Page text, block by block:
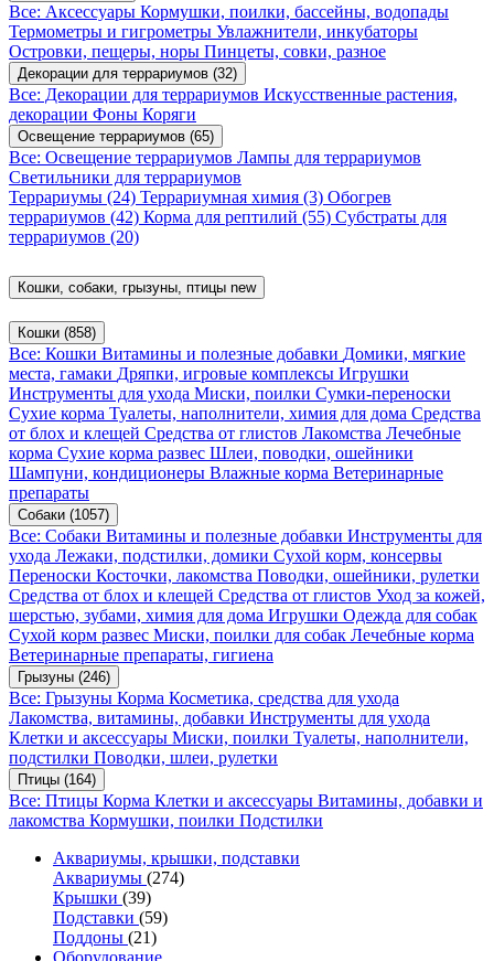
Все: Аксессуары Кормушки, поилки, бассейны, водопады
Термометры и гигрометры Увлажнители, инкубаторы
Островки, пещеры, норы Пинцеты, совки, разное
Декорации для террариумов (32)
Все: Декорации для террариумов Искусственные растения,
декорации Фоны Коряги
Освещение террариумов (65)
Все: Освещение террариумов Лампы для террариумов
Светильники для террариумов
Террариумы (24) Террариумная химия (3) Обогрев
террариумов (42) Корма для рептилий (55) Субстраты для
террариумов (20)
Кошки, собаки, грызуны, птицы new
Кошки (858)
Все: Кошки Витамины и полезные добавки Домики, мягкие
места, гамаки Дряпки, игровые комплексы Игрушки
Инструменты для ухода Миски, поилки Сумки-переноски
Сухие корма Туалеты, наполнители, химия для дома Средства
от блох и клещей Средства от глистов Лакомства Лечебные
корма Сухие корма развес Шлеи, поводки, ошейники
Шампуни, кондиционеры Влажные корма Ветеринарные
препараты
Собаки (1057)
Все: Собаки Витамины и полезные добавки Инструменты для
ухода Лежаки, подстилки, домики Сухой корм, консервы
Переноски Косточки, лакомства Поводки, ошейники, рулетки
Средства от блох и клещей Средства от глистов Уход за кожей,
шерстью, зубами, химия для дома Игрушки Одежда для собак
Сухой корм развес Миски, поилки для собак Лечебные корма
Ветеринарные препараты, гигиена
Грызуны (246)
Все: Грызуны Корма Косметика, средства для ухода
Лакомства, витамины, добавки Инструменты для ухода
Клетки и аксессуары Миски, поилки Туалеты, наполнители,
подстилки Поводки, шлеи, рулетки
Птицы (164)
Все: Птицы Корма Клетки и аксессуары Витамины, добавки и
лакомства Кормушки, поилки Подстилки
Аквариумы, крышки, подставки
Аквариумы (274)
Крышки (39)
Подставки (59)
Поддоны (21)
Оборудование